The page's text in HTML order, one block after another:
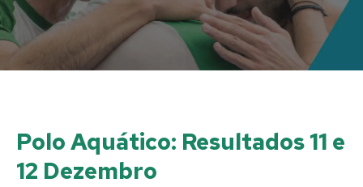
Polo Aquático: Resultados 11 e
12 Dezembro